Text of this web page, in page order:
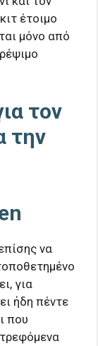
έτοιμο
μόνο από
τον
την
να
για
ήδη πέντε
που